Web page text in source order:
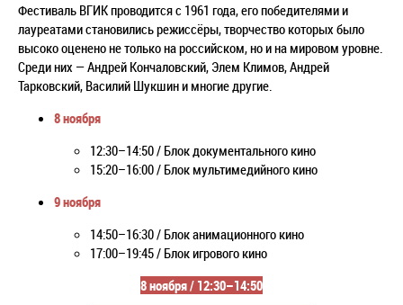
Фестиваль ВГИК проводится с 1961 года, его победителями и
лауреатами становились режиссёры, творчество которых было
высоко оценено не только на российском, но и на мировом уровне.
Среди них — Андрей Кончаловский, Элем Климов, Андрей
Тарковский, Василий Шукшин и многие другие.
8 ноября
12:30–14:50 / Блок документального кино
15:20–16:00 / Блок мультимедийного кино
9 ноября
14:50–16:30 / Блок анимационного кино
17:00–19:45 / Блок игрового кино
8 ноября / 12:30–14:50